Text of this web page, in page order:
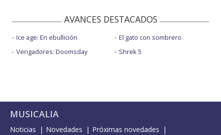
AVANCES DESTACADOS
Ice age: En ebullición
Vengadores: Doomsday
El gato con sombrero
Shrek 5
MUSICALIA
Noticias Novedades
Próximas novedades